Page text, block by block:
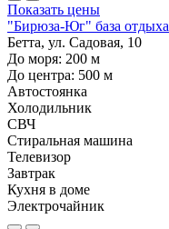
Показать цены
"Бирюза-Юг" база отдыха
Бетта, ул. Садовая, 10
До моря: 200 м
До центра: 500 м
Автостоянка
Холодильник
СВЧ
Стиральная машина
Телевизор
Завтрак
Кухня в доме
Электрочайник